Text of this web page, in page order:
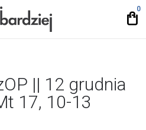
0
|| 12 grudnia
17, 10-13